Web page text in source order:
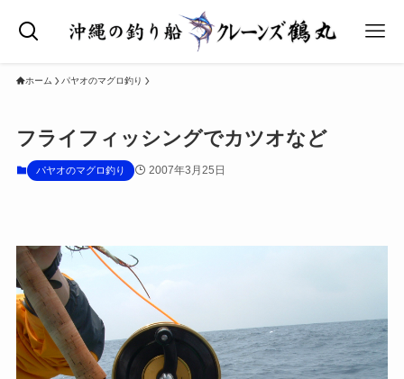
ホーム パヤオのマグロ釣り
フライフィッシングでカツオなど
パヤオのマグロ釣り 2007年3月25日